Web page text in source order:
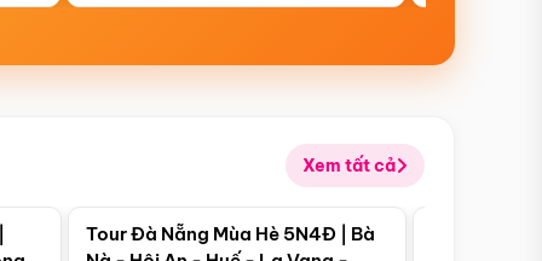
Xem tất cả
Điểm nổi bật
Tour Đà Nẵng Mùa Hè 5N4Đ | Bà